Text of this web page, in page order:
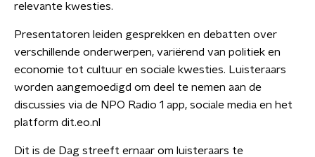
relevante kwesties.
Presentatoren leiden gesprekken en debatten over
verschillende onderwerpen, variërend van politiek en
economie tot cultuur en sociale kwesties. Luisteraars
worden aangemoedigd om deel te nemen aan de
discussies via de NPO Radio 1 app, sociale media en het
platform dit.eo.nl
Dit is de Dag streeft ernaar om luisteraars te